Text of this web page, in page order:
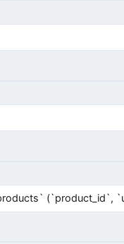
(`product_id`,